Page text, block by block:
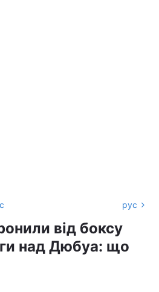
рус
від боксу
над Дюбуа: що